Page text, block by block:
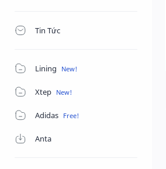
Tin Tức
Lining
Xtep
Adidas
Anta